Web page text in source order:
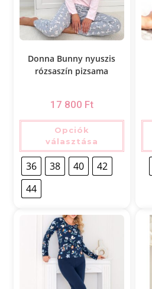
Donna Bunny nyuszis
rózsaszín pizsama
17 800 Ft
Opciók
választása
36 38 40
42
44